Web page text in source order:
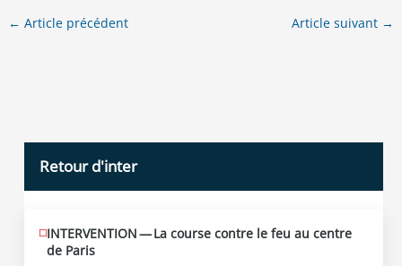
← Article précédent Article suivant →
Retour d'inter
JUIN
12
2026
INTERVENTION — La course contre le feu au centre
de Paris